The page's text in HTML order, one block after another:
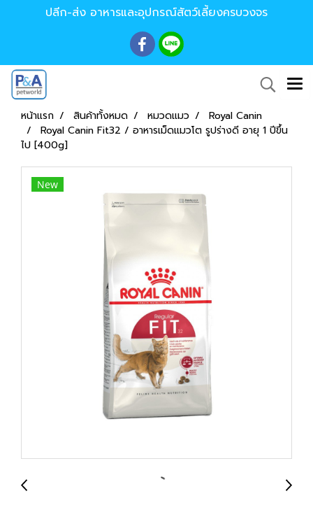
ปลีก-ส่ง อาหารและอุปกรณ์สัตว์เลี้ยงครบวงจร
หน้าแรก สินค้าทั้งหมด หมวดแมว
Royal Canin
Royal Canin Fit32 / อาหารเม็ดแมวโต รูปร่างดี อายุ 1 ปีขึ้น
ไป [400g]
New